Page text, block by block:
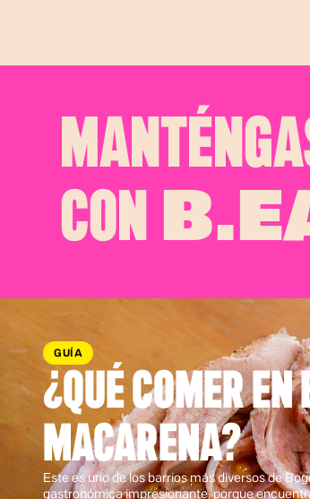
CON
GUÍA
¿QUÉ COMER
MACARENA?
Este es uno de los barrios más diversos de
gastronómica impresionante, porque